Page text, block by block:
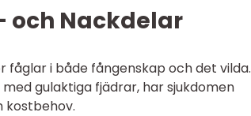
och Nackdelar
i både fångenskap och det vilda.
gulaktiga fjädrar, har sjukdomen
kostbehov.